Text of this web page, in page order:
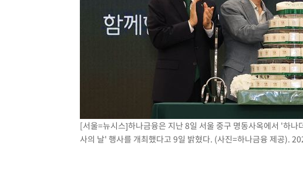
여자배구 이재영·이다영 자매, 아제르바이잔 투란VC 입단
외국인 심판 성 접대 7경기 들여다보니…한국 축구 '5승 2무'
[속보]코스닥, 2.86포인트(0.36%) 내린 798.81마감
[속보]코스피, 6200선 약보합…0.60% 내린 6258.77에 마쳐
[속보]원·달러 환율, 7.7원 내린 1416.1원 마감
[속보] 노원서 40.1도 관측…서울, 2018년 이후 첫 40도
[속보]종합특검, '계엄 수용공간 확보' 신용해 前교정본부장 기소
외신들도 주목한 韓축구 파문…"국민적 공분에 수사 재개"
11시간 압수수색에 성접대 파문까지…'쑥대밭' 된 축구협회
[서울=뉴시스]하나금융은 지난 8일 서울 중구 명동사옥에서 '하
사의 날' 행사를 개최했다고 9일 밝혔다. (사진=하나금융 제공).